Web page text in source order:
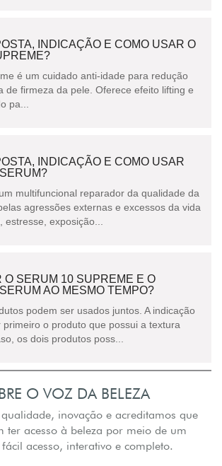
INDICAÇÃO E COMO USAR O
é um cuidado anti-idade para redução
de firmeza da pele. Oferece efeito lifting e
pa...
INDICAÇÃO E COMO USAR
multifuncional reparador da qualidade da
agressões externas e excessos da vida
exposição...
O SERUM 10 SUPREME E O
AO MESMO TEMPO?
podem ser usados juntos. A indicação
primeiro o produto que possui a textura
os dois produtos poss...
O VOZ DA BELEZA
inovação e acreditamos que
ter acesso à beleza por meio de um
acesso, interativo e completo.